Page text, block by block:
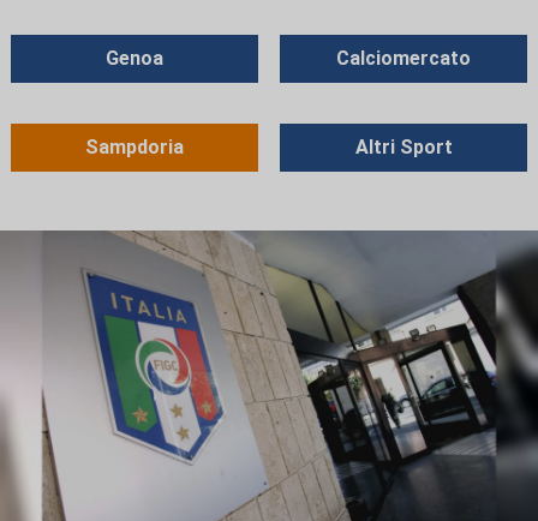
Genoa
Sampdoria
Calciomercato
Altri Sport